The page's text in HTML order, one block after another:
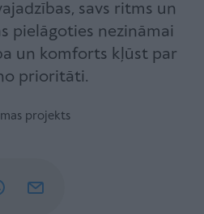
savs ritms un
pielāgoties nezināmai
un komforts kļūst par
prioritāti.
projekts